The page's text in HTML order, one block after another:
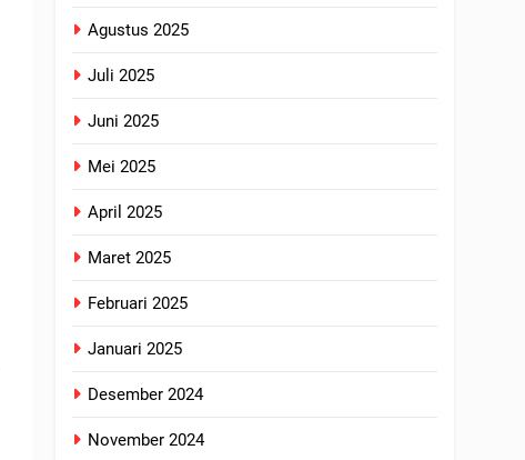
Agustus 2025
Juli 2025
Juni 2025
Mei 2025
April 2025
Maret 2025
Februari 2025
Januari 2025
Desember 2024
November 2024